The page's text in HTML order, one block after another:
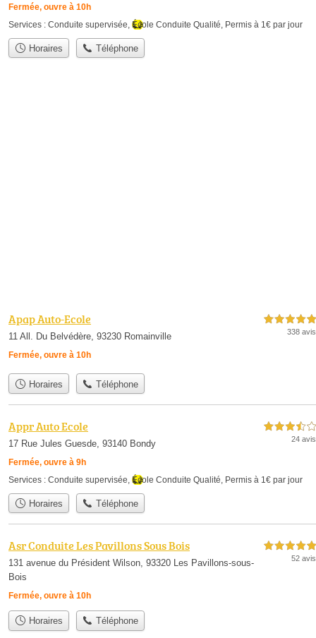
Fermée, ouvre à 10h
Services : Conduite supervisée, École Conduite Qualité, Permis à 1€ par jour
Horaires Téléphone
Apap Auto-Ecole
11 All. Du Belvédère, 93230 Romainville
Fermée, ouvre à 10h
5,0 étoiles sur 5
338 avis
Horaires Téléphone
Appr Auto Ecole
17 Rue Jules Guesde, 93140 Bondy
Fermée, ouvre à 9h
3,5 étoiles sur 5
24 avis
Services : Conduite supervisée École Conduite Qualité Permis à 1€ par jour
Horaires Téléphone
Asr Conduite Les Pavillons Sous Bois
131 avenue du Président Wilson, 93320 Les Pavillons-sous-
Bois
Fermée, ouvre à 10h
5,0 étoiles sur 5
52 avis
Horaires Téléphone